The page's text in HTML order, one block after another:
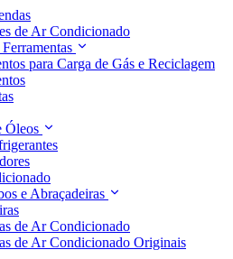
de Ar Condicionado
para Carga de Gás e Reciclagem
Óleos
e Abraçadeiras
de Ar Condicionado
de Ar Condicionado Originais